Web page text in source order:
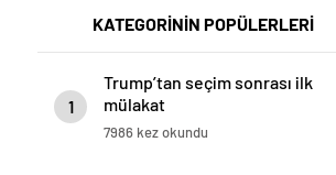
1
mülakat
7986 kez okundu